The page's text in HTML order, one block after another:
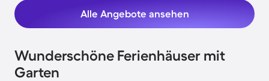
Alle Angebote ansehen
Wunderschöne Ferienhäuser mit
Garten